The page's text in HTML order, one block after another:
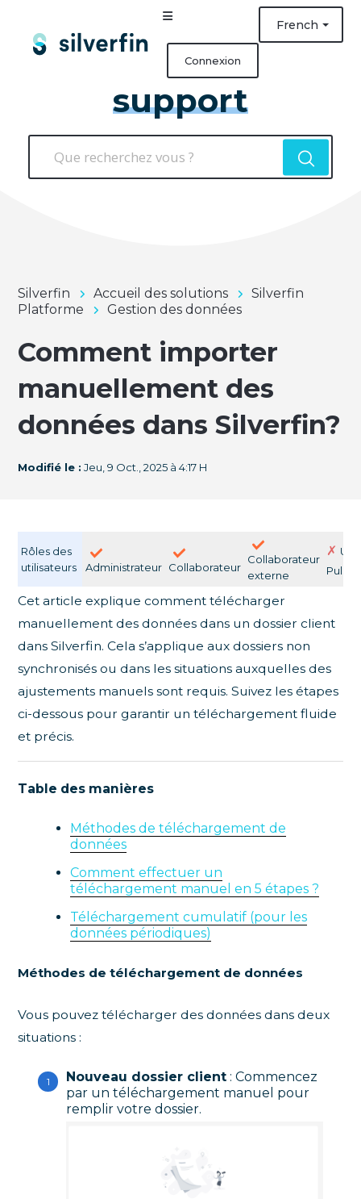
French
Connexion
support
Silverfin Accueil des solutions
Silverfin
Platforme
Gestion des données
Comment importer
manuellement des
données dans Silverfin?
Modifié le : Jeu, 9 Oct., 2025 à 4:17 H
Rôles des
utilisateurs
Administrateur Collaborateur
Collaborateur
externe
✗
Pulse
Cet article explique comment télécharger
manuellement des données dans un dossier client
dans Silverfin. Cela s’applique aux dossiers non
synchronisés ou dans les situations auxquelles des
ajustements manuels sont requis. Suivez les étapes
ci-dessous pour garantir un téléchargement fluide
et précis.
Table des manières
Méthodes de téléchargement de
données
Comment effectuer un
téléchargement manuel en 5 étapes ?
Téléchargement cumulatif (pour les
données périodiques)
Méthodes de téléchargement de données
Vous pouvez télécharger des données dans deux
situations :
Nouveau dossier client : Commencez
par un téléchargement manuel pour
remplir votre dossier.